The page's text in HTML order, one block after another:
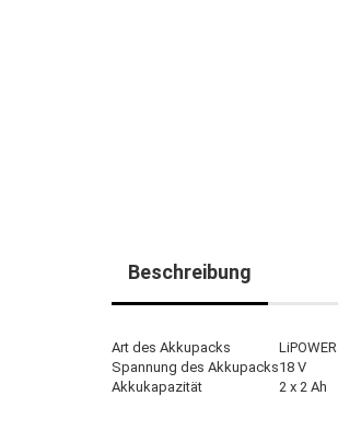
Beschreibung
Art des Akkupacks
LiPOWER
Spannung des Akkupacks18 V
Akkukapazität
2 x 2 Ah